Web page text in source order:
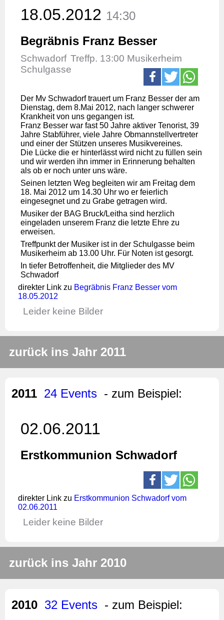
18.05.2012 14:30
Begräbnis Franz Besser
Schwadorf Treffp. 13:00 Musikerheim
Schulgasse
Der Mv Schwadorf trauert um Franz Besser der am
Dienstag, dem 8.Mai 2012, nach langer schwerer
Krankheit von uns gegangen ist.
Franz Besser war fast 50 Jahre aktiver Tenorist, 39
Jahre Stabführer, viele Jahre Obmannstellvertreter
und einer der Stützen unseres Musikvereines.
Die Lücke die er hinterlässt wird nicht zu füllen sein
und wir werden ihn immer in Erinnerung behalten
als ob er noch unter uns wäre.
Seinen letzten Weg begleiten wir am Freitag dem
18. Mai 2012 um 14.30 Uhr wo er feierlich
eingesegnet und zu Grabe getragen wird.
Musiker der BAG Bruck/Leitha sind herzlich
eingeladen unserem Franz die letzte Ehre zu
erweisen.
Treffpunkt der Musiker ist in der Schulgasse beim
Musikerheim ab 13.00 Uhr. Für Noten ist gesorgt.
In tiefer Betroffenheit, die Mitglieder des MV
Schwadorf
direkter Link zu Begräbnis Franz Besser vom
18.05.2012
Leider keine Bilder
zurück ins Jahr 2011
2011 24 Events - zum Beispiel:
02.06.2011
Erstkommunion Schwadorf
direkter Link zu Erstkommunion Schwadorf vom
02.06.2011
Leider keine Bilder
zurück ins Jahr 2010
2010 32 Events - zum Beispiel: